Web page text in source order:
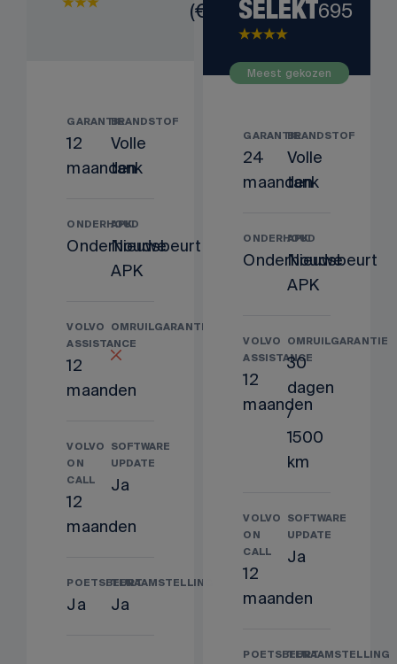
(€ 0)
GARANTIE
12
maanden
BRANDSTOF
Volle
tank
ONDERHOUD
Onderhoudsbeurt
APK
Nieuwe
APK
VOLVO
ASSISTANCE
12
maanden
OMRUILGARANTIE
VOLVO
ON
CALL
12
maanden
SOFTWARE
UPDATE
Ja
POETSBEURT
Ja
TENAAMSTELLING
Ja
SELEKT
Meest gekozen
695
GARANTIE
24
maanden
BRANDSTOF
Volle
tank
ONDERHOUD
Onderhoudsbeurt
APK
Nieuwe
APK
VOLVO
ASSISTANCE
12
maanden
OMRUILGARANTIE
30
dagen
/
1500
km
VOLVO
ON
CALL
12
maanden
SOFTWARE
UPDATE
Ja
POETSBEURTTENAAMSTELLING